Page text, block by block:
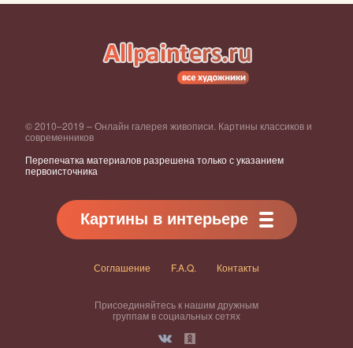
© 2010–2019 – Онлайн галерея живописи. Картины классиков и
современников
Перепечатка материалов разрешена только с указанием
первоисточника
Картины в интерьере
Соглашение F.A.Q. Контакты
Присоединяйтесь к нашим дружным
группам в социальных сетях